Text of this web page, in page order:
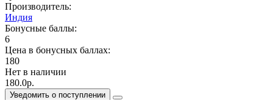
Производитель:
Индия
Бонусные баллы:
6
Цена в бонусных баллах:
180
Нет в наличии
180.0р.
Уведомить о поступлении